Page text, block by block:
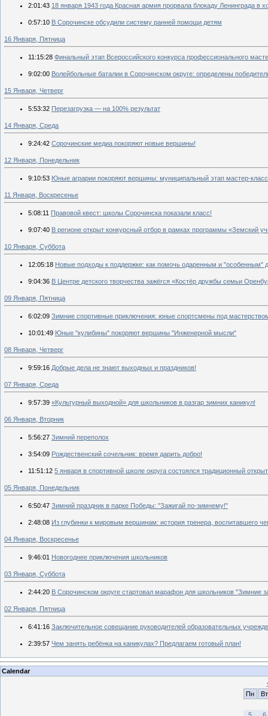
2:01:43 18 января 1943 года Красная армия прорвала блокаду Ленинграда в
0:57:10 В Сорочинске обсудили систему ранней помощи детям
16 Января, Пятница
11:15:28 Финальный этап Всероссийского конкурса профессионального
9:02:00 Волейбольные баталии в Сорочинском округе: определены
15 Января, Четверг
5:53:32 Перезагрузка — на 100% результат
14 Января, Среда
9:24:42 Сорочинские медиа покоряют новые вершины!
12 Января, Понедельник
9:10:53 Юные аграрии покоряют вершины: муниципальный этап мастер-
11 Января, Воскресенье
5:08:11 Правовой квест: школы Сорочинска показали класс!
9:07:40 В регионе открыт конкурсный отбор в рамках программы «Земский
10 Января, Суббота
12:05:18 Новые подходы к поддержке: как помочь одаренным и "особенным"
9:04:36 В Центре детского творчества зажёгся «Костёр дружбы семьи
09 Января, Пятница
6:02:09 Зимние спортивные приключения: юные спортсмены под
10:01:49 Юные "кулибины" покоряют вершины "Инженерной мысли"
08 Января, Четверг
9:59:16 Добрые дела не знают выходных и праздников!
07 Января, Среда
9:57:39 «Культурный выходной» для школьников в разгар зимних каникул!
06 Января, Вторник
5:56:27 Зимний переполох
3:54:09 Рождественский сочельник: время дарить добро!
11:51:12 5 января в спортивной школе округа состоялся традиционный
05 Января, Понедельник
6:50:47 Зимний праздник в парке Победы: "Зажигай по-зимнему!"
2:48:08 Из глубинки к мировым вершинам: история тренера, воспитавшего
04 Января, Воскресенье
9:46:01 Новогоднее приключения школьников
03 Января, Суббота
2:44:20 В Сорочинском округе стартовал марафон для школьников "Зимние
02 Января, Пятница
6:41:16 Заключительное совещание руководителей образовательных
2:39:57 Чем занять ребёнка на каникулах? Предлагаем готовый план!
Calendar
Пн
Вт